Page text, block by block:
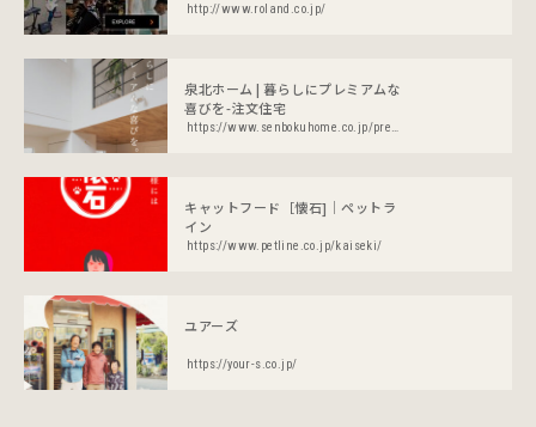
http://www.roland.co.jp/
泉北ホーム | 暮らしにプレミアムな
喜びを-注文住宅
https://www.senbokuhome.co.jp/premium/
キャットフード［懐石]│ペットラ
イン
https://www.petline.co.jp/kaiseki/
ユアーズ
https://your-s.co.jp/